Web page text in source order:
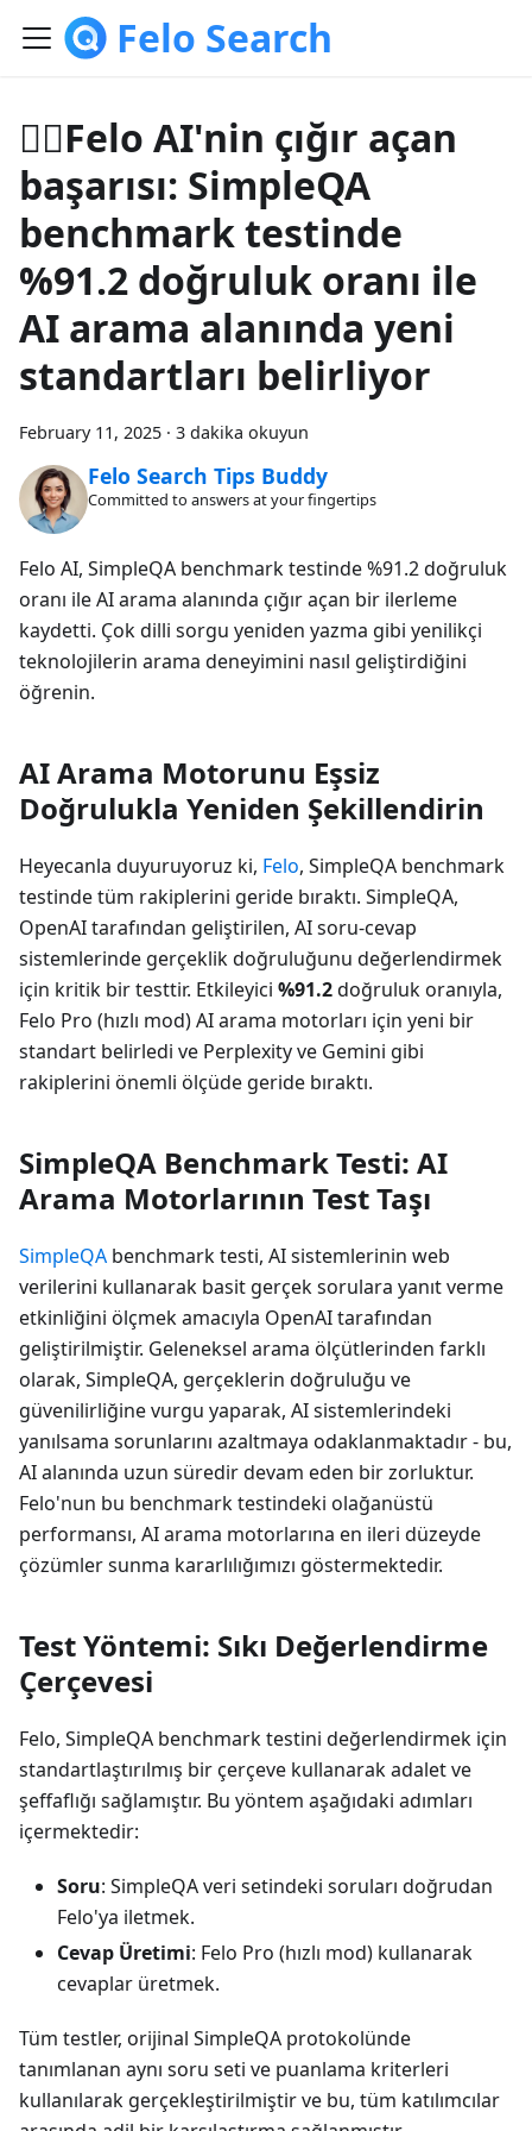
Felo Search
🙆‍♀️Felo AI'nin çığır açan
başarısı: SimpleQA
benchmark testinde
%91.2 doğruluk oranı ile
AI arama alanında yeni
standartları belirliyor
February 11, 2025 · 3 dakika okuyun
Felo Search Tips Buddy
Committed to answers at your fingertips
Felo AI, SimpleQA benchmark testinde %91.2 doğruluk
oranı ile AI arama alanında çığır açan bir ilerleme
kaydetti. Çok dilli sorgu yeniden yazma gibi yenilikçi
teknolojilerin arama deneyimini nasıl geliştirdiğini
öğrenin.
AI Arama Motorunu Eşsiz
Doğrulukla Yeniden Şekillendirin
Heyecanla duyuruyoruz ki, Felo, SimpleQA benchmark
testinde tüm rakiplerini geride bıraktı. SimpleQA,
OpenAI tarafından geliştirilen, AI soru-cevap
sistemlerinde gerçeklik doğruluğunu değerlendirmek
için kritik bir testtir. Etkileyici %91.2doğruluk oranıyla,
Felo Pro (hızlı mod) AI arama motorları için yeni bir
standart belirledi ve Perplexity ve Gemini gibi
rakiplerini önemli ölçüde geride bıraktı.
SimpleQA Benchmark Testi: AI
Arama Motorlarının Test Taşı
SimpleQA benchmark testi, AI sistemlerinin web
verilerini kullanarak basit gerçek sorulara yanıt verme
etkinliğini ölçmek amacıyla OpenAI tarafından
geliştirilmiştir. Geleneksel arama ölçütlerinden farklı
olarak, SimpleQA, gerçeklerin doğruluğu ve
güvenilirliğine vurgu yaparak, AI sistemlerindeki
yanılsama sorunlarını azaltmaya odaklanmaktadır - bu,
AI alanında uzun süredir devam eden bir zorluktur.
Felo'nun bu benchmark testindeki olağanüstü
performansı, AI arama motorlarına en ileri düzeyde
çözümler sunma kararlılığımızı göstermektedir.
Test Yöntemi: Sıkı Değerlendirme
Çerçevesi
Felo, SimpleQA benchmark testini değerlendirmek için
standartlaştırılmış bir çerçeve kullanarak adalet ve
şeffaflığı sağlamıştır. Bu yöntem aşağıdaki adımları
içermektedir:
Soru: SimpleQA veri setindeki soruları doğrudan
Felo'ya iletmek.
Cevap Üretimi: Felo Pro (hızlı mod) kullanarak
cevaplar üretmek.
Tüm testler, orijinal SimpleQA protokolünde
tanımlanan aynı soru seti ve puanlama kriterleri
kullanılarak gerçekleştirilmiştir ve bu, tüm katılımcılar